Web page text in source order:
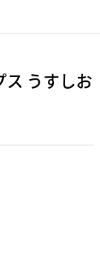
ス うすしお